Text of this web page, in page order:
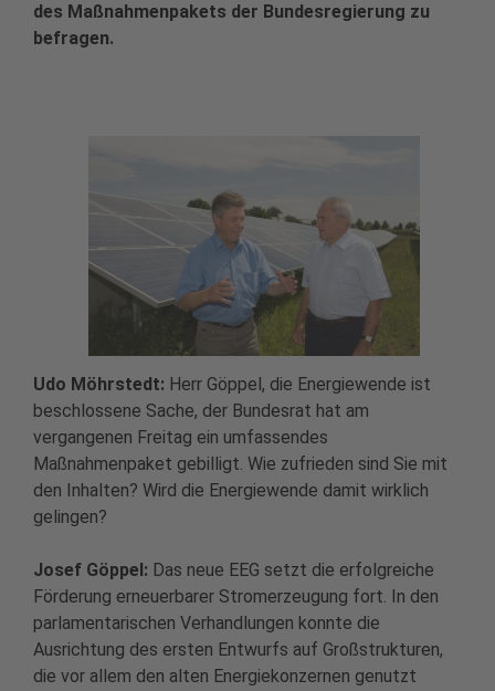
des Maßnahmenpakets der Bundesregierung zu
befragen.
Udo Möhrstedt: Herr Göppel, die Energiewende ist
beschlossene Sache, der Bundesrat hat am
vergangenen Freitag ein umfassendes
Maßnahmenpaket gebilligt. Wie zufrieden sind Sie mit
den Inhalten? Wird die Energiewende damit wirklich
gelingen?
Josef Göppel: Das neue EEG setzt die erfolgreiche
Förderung erneuerbarer Stromerzeugung fort. In den
parlamentarischen Verhandlungen konnte die
Ausrichtung des ersten Entwurfs auf Großstrukturen,
die vor allem den alten Energiekonzernen genutzt